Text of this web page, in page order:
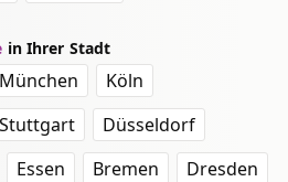
in Ihrer Stadt
München
Köln
Stuttgart
Düsseldorf
Essen Bremen
Dresden